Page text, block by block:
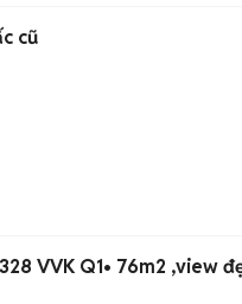
cũ
VVK Q1• 76m2 ,view